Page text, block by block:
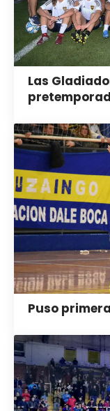
Las
Puso primera